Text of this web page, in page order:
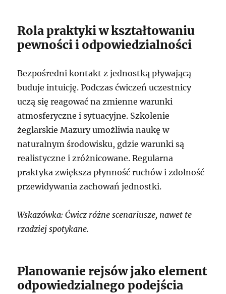
Rola praktyki w kształtowaniu
pewności i odpowiedzialności
Bezpośredni kontakt z jednostką pływającą
buduje intuicję. Podczas ćwiczeń uczestnicy
uczą się reagować na zmienne warunki
atmosferyczne i sytuacyjne. Szkolenie
żeglarskie Mazury umożliwia naukę w
naturalnym środowisku, gdzie warunki są
realistyczne i zróżnicowane. Regularna
praktyka zwiększa płynność ruchów i zdolność
przewidywania zachowań jednostki.
Wskazówka: Ćwicz różne scenariusze, nawet te
rzadziej spotykane.
Planowanie rejsów jako element
odpowiedzialnego podejścia